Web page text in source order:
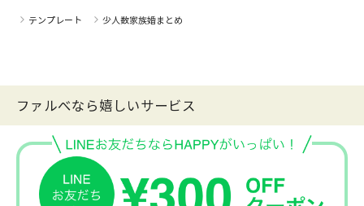
テンプレート 少人数家族婚まとめ
ファルべなら嬉しいサービス